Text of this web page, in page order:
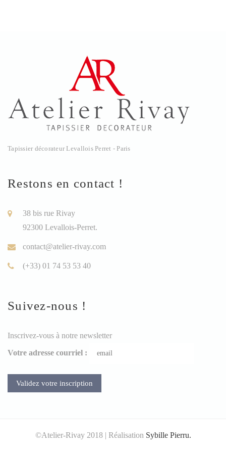
Tapissier décorateur Levallois Perret - Paris
Restons en contact !
38 bis rue Rivay
92300 Levallois-Perret.
contact@atelier-rivay.com
(+33) 01 74 53 53 40
Suivez-nous !
Inscrivez-vous à notre newsletter
Votre adresse courriel :
©Atelier-Rivay 2018 | Réalisation Sybille Pierru.